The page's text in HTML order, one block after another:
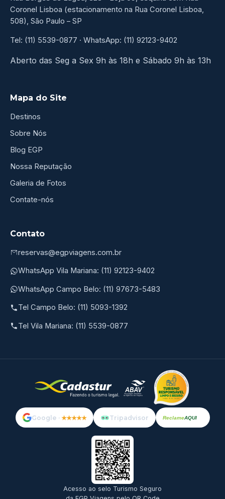
Coronel Lisboa (estacionamento na Rua Coronel Lisboa,
508), São Paulo – SP
Tel: (11) 5539-0877 · WhatsApp: (11) 92123-9402
Aberto das Seg a Sex 9h às 18h e Sábado 9h às 13h
Mapa do Site
Destinos
Sobre Nós
Blog EGP
Nossa Reputação
Galeria de Fotos
Contate-nós
Contato
reservas@egpviagens.com.br
WhatsApp Vila Mariana: (11) 92123-9402
WhatsApp Campo Belo: (11) 97673-5483
Tel Campo Belo: (11) 5093-1392
Tel Vila Mariana: (11) 5539-0877
Google · ★★★★★ Tripadvisor ReclameAQUI
Acesso ao selo Turismo Seguro